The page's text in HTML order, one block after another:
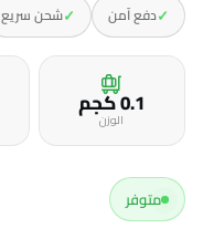
✓دفع آمن ✓شحن سريع
0.1 كجمالوزن
متوفر